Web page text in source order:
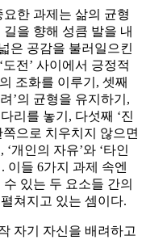
한 과제는 삶의 균형
을 향해 성큼 발을 내
은 공감을 불러일으킨
전’ 사이에서 긍정적
조화를 이루기, 셋째
’의 균형을 유지하기,
리를 놓기, 다섯째 ‘진
쪽으로 치우치지 않으면
개인의 자유’와 ‘타인
이들 6가지 과제 속엔
있는 두 요소들 간의
쳐지고 있는 셈이다.
자기 자신을 배려하고